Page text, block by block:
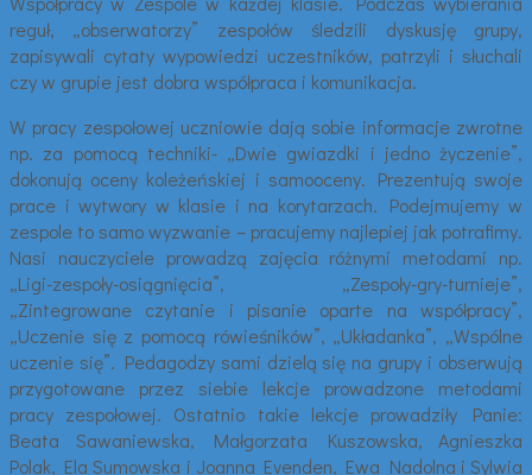
reguł, „obserwatorzy” zespołów śledzili dyskusję grupy,
zapisywali cytaty wypowiedzi uczestników, patrzyli i słuchali
czy w grupie jest dobra współpraca i komunikacja.
W pracy zespołowej uczniowie dają sobie informacje zwrotne
np. za pomocą techniki- „Dwie gwiazdki i jedno życzenie”,
dokonują oceny koleżeńskiej i samooceny. Prezentują swoje
prace i wytwory w klasie i na korytarzach. Podejmujemy w
zespole to samo wyzwanie – pracujemy najlepiej jak potrafimy.
Nasi nauczyciele prowadzą zajęcia różnymi metodami np.
„Ligi-zespoły-osiągnięcia”, „Zespoły-gry-turnieje”,
„Zintegrowane czytanie i pisanie oparte na współpracy”,
„Uczenie się z pomocą rówieśników”, „Układanka”, „Wspólne
uczenie się”. Pedagodzy sami dzielą się na grupy i obserwują
przygotowane przez siebie lekcje prowadzone metodami
pracy zespołowej. Ostatnio takie lekcje prowadziły Panie:
Beata Sawaniewska, Małgorzata Kuszowska, Agnieszka
Polak, Ela Sumowska i Joanna Evenden, Ewa Nadolna i Sylwia